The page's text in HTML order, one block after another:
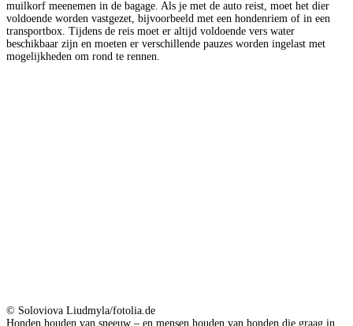
muilkorf meenemen in de bagage. Als je met de auto reist, moet het dier
voldoende worden vastgezet, bijvoorbeeld met een hondenriem of in een
transportbox. Tijdens de reis moet er altijd voldoende vers water
beschikbaar zijn en moeten er verschillende pauzes worden ingelast met
mogelijkheden om rond te rennen.
© Soloviova Liudmyla/fotolia.de
Honden houden van sneeuw – en mensen houden van honden die graag in